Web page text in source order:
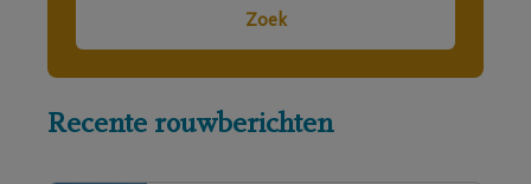
Zoek
Recente rouwberichten